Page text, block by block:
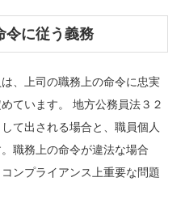
令に従う義務
、上司の職務上の命令に忠実
ています。 地方公務員法３２
て出される場合と、職員個人
職務上の命令が違法な場合
ンプライアンス上重要な問題